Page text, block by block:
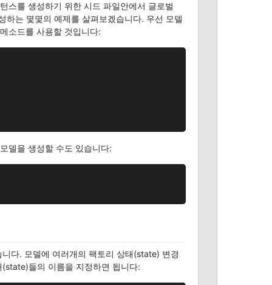
스를 생성하기 위한 시드 파일안에서 글로벌
하는 몇몇의 예제를 살펴보겠습니다. 우선 모델
메소드를 사용할 것입니다:
델을 생성할 수도 있습니다:
다. 모델에 여러개의 팩토리 상태(state) 변경
들의 이름을 지정하면 됩니다: